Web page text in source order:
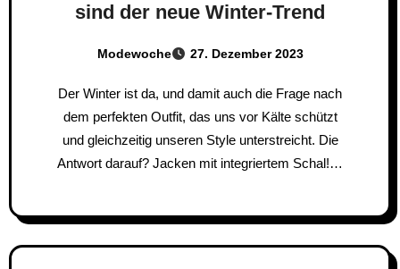
sind der neue Winter-Trend
Modewoche 27. Dezember 2023
Der Winter ist da, und damit auch die Frage nach
dem perfekten Outfit, das uns vor Kälte schützt
und gleichzeitig unseren Style unterstreicht. Die
Antwort darauf? Jacken mit integriertem Schal!…